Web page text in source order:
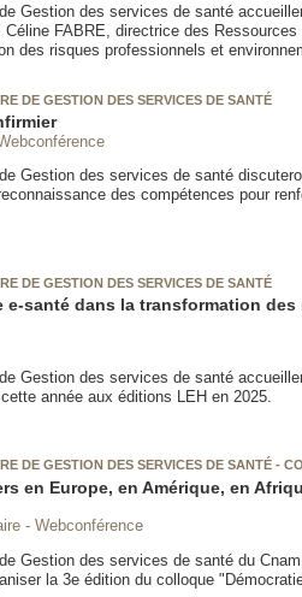
Gestion des services de santé
FABRE, directrice des
des risques professionnels et
DE GESTION DES SERVICES DE SANTÉ
Gestion des services de santé
des compétences pour
DE GESTION DES SERVICES DE SANTÉ
e-santé dans la transformation
Gestion des services de santé
année aux éditions LEH en 2025.
DE GESTION DES SERVICES DE SANTÉ -
en Europe, en Amérique, en
- Webconférence
Gestion des services de santé du
la 3e édition du colloque